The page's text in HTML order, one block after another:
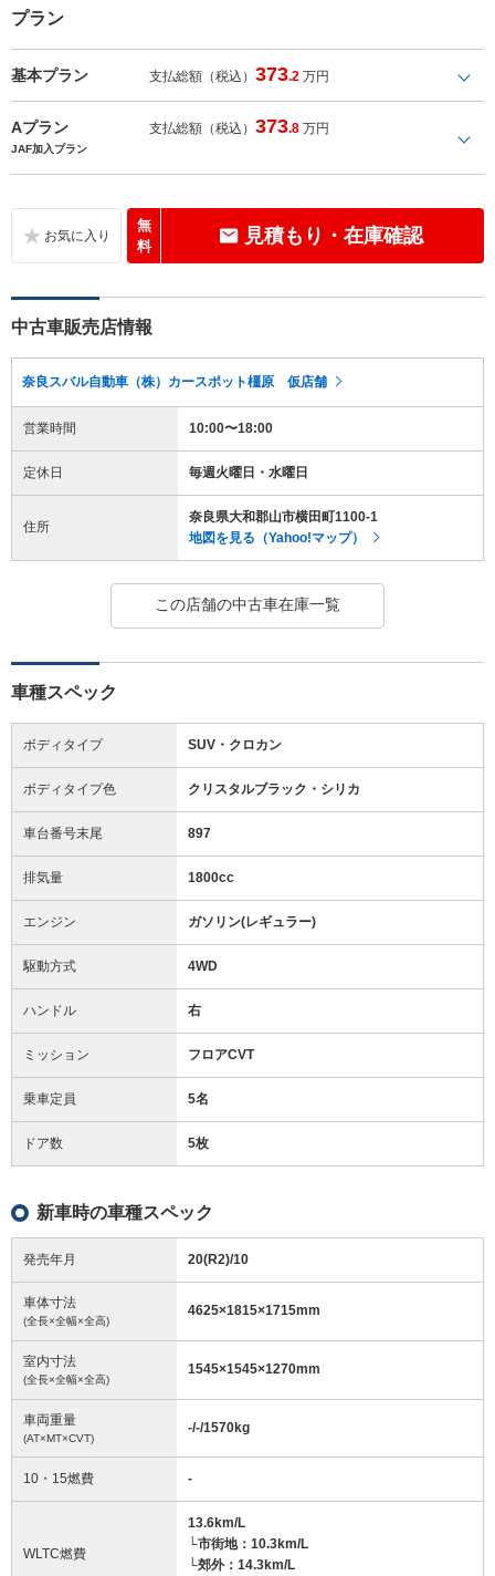
プラン
基本プラン 支払総額（税込）373.2 万円
Aプラン 支払総額（税込）373.8 万円
JAF加入プラン
無
料
見積もり・在庫確認
中古車販売店情報
奈良スバル自動車（株）カースポット橿原 仮店舗
営業時間 10:00〜18:00
定休日 毎週火曜日・水曜日
住所
奈良県大和郡山市横田町1100-1
地図を見る（Yahoo!マップ）
この店舗の中古車在庫一覧
車種スペック
ボディタイプ SUV・クロカン
ボディタイプ色 クリスタルブラック・シリカ
車台番号末尾 897
排気量 1800cc
エンジン ガソリン(レギュラー)
駆動方式 4WD
ハンドル 右
ミッション フロアCVT
乗車定員 5名
ドア数 5枚
新車時の車種スペック
発売年月 20(R2)/10
車体寸法
(全長×全幅×全高)
4625×1815×1715mm
室内寸法
(全長×全幅×全高)
1545×1545×1270mm
車両重量
(AT×MT×CVT)
-/-/1570kg
10・15燃費 -
WLTC燃費
13.6km/L
└市街地：10.3km/L
└郊外：14.3km/L